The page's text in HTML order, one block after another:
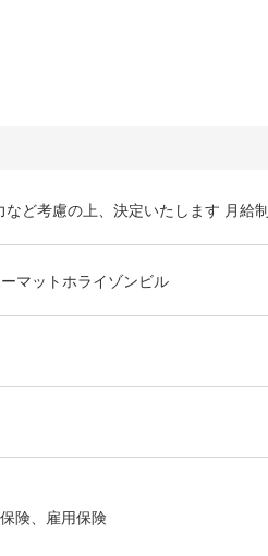
ど考慮の上、決定いたします 月給制
マットホライゾンビル
険、雇用保険